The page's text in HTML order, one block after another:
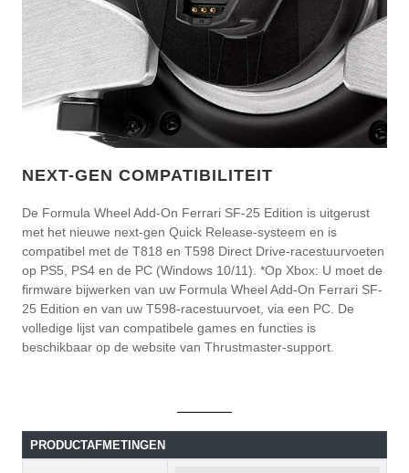
NEXT-GEN COMPATIBILITEIT
De Formula Wheel Add-On Ferrari SF-25 Edition is uitgerust
met het nieuwe next-gen Quick Release-systeem en is
compatibel met de T818 en T598 Direct Drive-racestuurvoeten
op PS5, PS4 en de PC (Windows 10/11). *Op Xbox: U moet de
firmware bijwerken van uw Formula Wheel Add-On Ferrari SF-
25 Edition en van uw T598-racestuurvoet, via een PC. De
volledige lijst van compatibele games en functies is
beschikbaar op de website van Thrustmaster-support.
PRODUCTAFMETINGEN